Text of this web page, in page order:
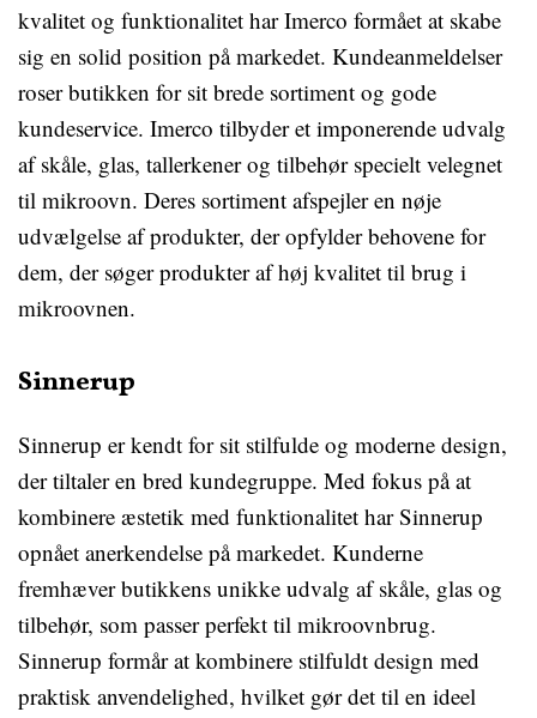
kvalitet og funktionalitet har Imerco formået at skabe
sig en solid position på markedet. Kundeanmeldelser
roser butikken for sit brede sortiment og gode
kundeservice. Imerco tilbyder et imponerende udvalg
af skåle, glas, tallerkener og tilbehør specielt velegnet
til mikroovn. Deres sortiment afspejler en nøje
udvælgelse af produkter, der opfylder behovene for
dem, der søger produkter af høj kvalitet til brug i
mikroovnen.
Sinnerup
Sinnerup er kendt for sit stilfulde og moderne design,
der tiltaler en bred kundegruppe. Med fokus på at
kombinere æstetik med funktionalitet har Sinnerup
opnået anerkendelse på markedet. Kunderne
fremhæver butikkens unikke udvalg af skåle, glas og
tilbehør, som passer perfekt til mikroovnbrug.
Sinnerup formår at kombinere stilfuldt design med
praktisk anvendelighed, hvilket gør det til en ideel